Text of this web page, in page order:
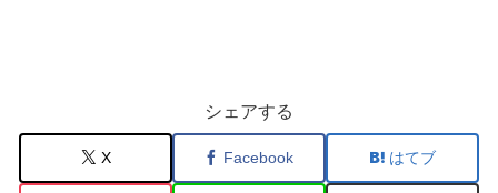
シェアする
X Facebook はてブ